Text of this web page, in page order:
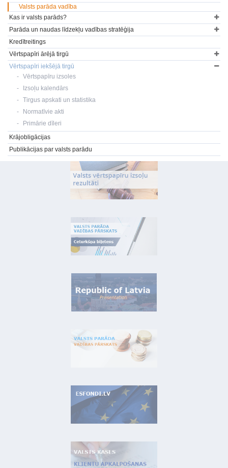
Valsts parāda vadība
Kas ir valsts parāds?
Parāda un naudas līdzekļu vadības stratēģija
Kredītreitings
Vērtspapīri ārējā tirgū
Vērtspapīri iekšējā tirgū
Vērtspapīru izsoles
Izsoļu kalendārs
Tirgus apskati un statistika
Normatīvie akti
Primārie dīleri
Krājobligācijas
Publikācijas par valsts parādu